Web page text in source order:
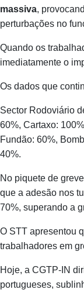
massiva,
perturbações no
Quando os
imediatamente o
Os dados que
Sector Rodoviário
60%, Cartaxo:
Fundão: 60%,
40%.
No piquete de
que a adesão nos
70%, superando a
O STT apresentou
trabalhadores em
Hoje, a CGTP‑IN
portugueses,